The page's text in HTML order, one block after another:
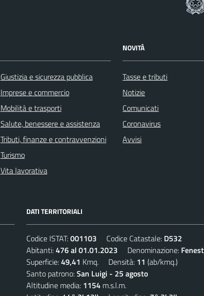
Giustizia e sicurezza pubblica
Imprese e commercio
Mobilità e trasporti
Salute, benessere e assistenza
Tributi, finanze e contravvenzioni
Turismo
Vita lavorativa
NOVITÀ
Tasse e tributi
Notizie
Comunicati
Coronavirus
Avvisi
DATI TERRITORIALI
Codice ISTAT:001103 Codice Catastale: D532
Abitanti:476 al 01.01.2023 Denominazione:
Superficie:49,41 Kmq. Densità: 11 (ab/kmq.)
Santo patrono:San Luigi - 25 agosto
Altitudine media: 1154 m.s.l.m.